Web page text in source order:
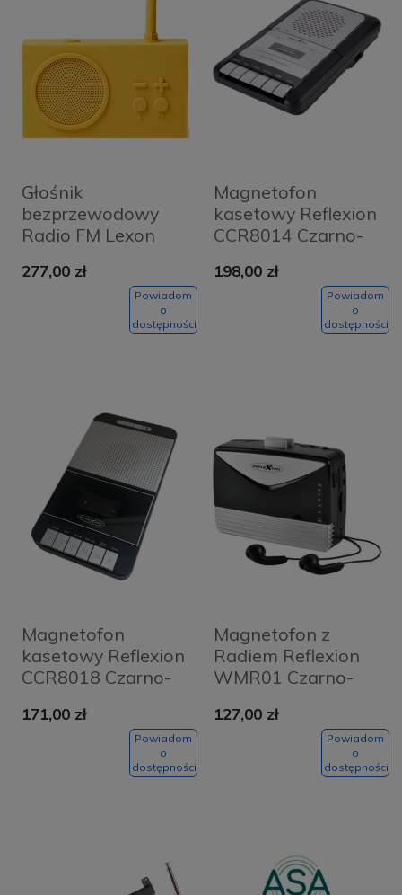
Głośnik
bezprzewodowy
Radio FM Lexon
Yellow
277,00 zł
Powiadom
o
dostępności
Magnetofon
kasetowy Reflexion
CCR8014 Czarno-
silver
198,00 zł
Powiadom
o
dostępności
Magnetofon
kasetowy Reflexion
CCR8018 Czarno-
silver
171,00 zł
Powiadom
o
dostępności
Magnetofon z
Radiem Reflexion
WMR01 Czarno-
silver
127,00 zł
Powiadom
o
dostępności